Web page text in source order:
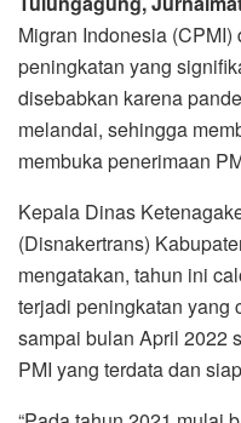
Migran Indonesia
peningkatan yang
disebabkan karena
melandai, sehingga
membuka penerimaan
Kepala Dinas
(Disnakertrans)
mengatakan, tahun ini
terjadi peningkatan yang
sampai bulan April 2022
PMI yang terdata dan